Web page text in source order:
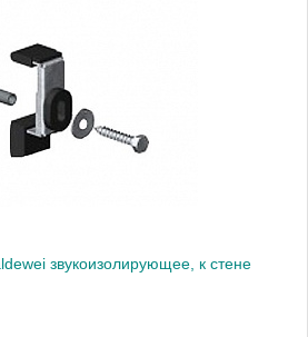
звукоизолирующее, к стене